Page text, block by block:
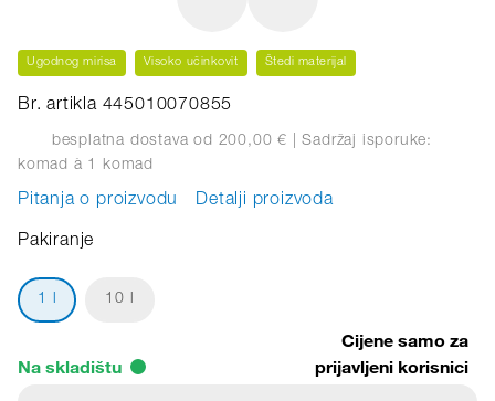
Ugodnog mirisa Visoko učinkovit Štedi materijal
Br. artikla 445010070855
besplatna dostava od 200,00 € | Sadržaj isporuke:
komad à 1 komad
Pitanja o proizvodu Detalji proizvoda
Pakiranje
1 l 10 l
Na skladištu
Cijene samo za
prijavljeni korisnici